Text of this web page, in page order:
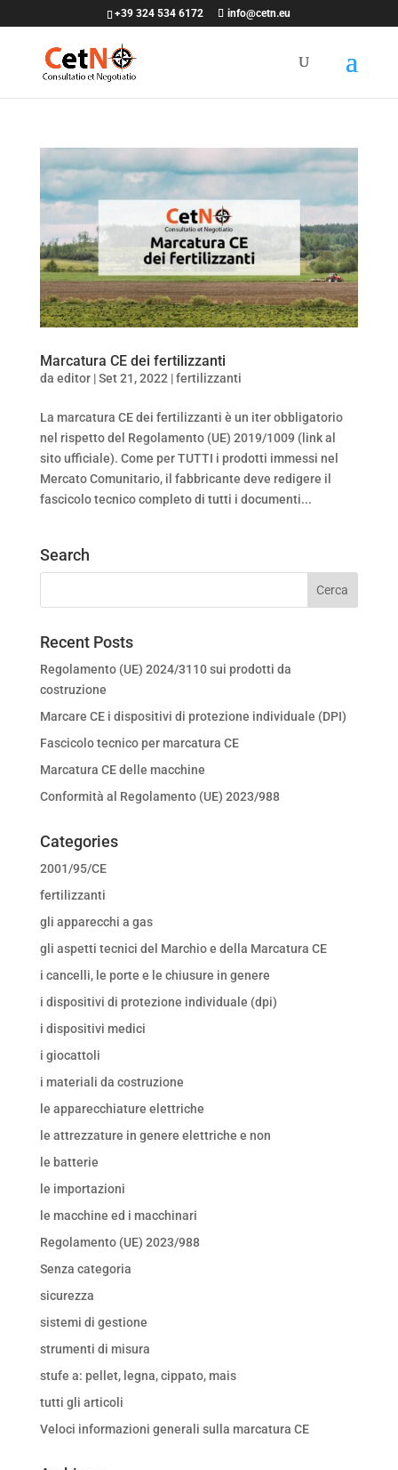
+39 324 534 6172 info@cetn.eu
Marcatura CE dei fertilizzanti
da editor|Set 21, 2022 |fertilizzanti
La marcatura CE dei fertilizzanti è un iter obbligatorio
nel rispetto del Regolamento (UE) 2019/1009 (link al
sito ufficiale). Come per TUTTI i prodotti immessi nel
Mercato Comunitario, il fabbricante deve redigere il
fascicolo tecnico completo di tutti i documenti...
Search
Recent Posts
Regolamento (UE) 2024/3110 sui prodotti da
costruzione
Marcare CE i dispositivi di protezione individuale (DPI)
Fascicolo tecnico per marcatura CE
Marcatura CE delle macchine
Conformità al Regolamento (UE) 2023/988
Categories
2001/95/CE
fertilizzanti
gli apparecchi a gas
gli aspetti tecnici del Marchio e della Marcatura CE
i cancelli, le porte e le chiusure in genere
i dispositivi di protezione individuale (dpi)
i dispositivi medici
i giocattoli
i materiali da costruzione
le apparecchiature elettriche
le attrezzature in genere elettriche e non
le batterie
le importazioni
le macchine ed i macchinari
Regolamento (UE) 2023/988
Senza categoria
sicurezza
sistemi di gestione
strumenti di misura
stufe a: pellet, legna, cippato, mais
tutti gli articoli
Veloci informazioni generali sulla marcatura CE